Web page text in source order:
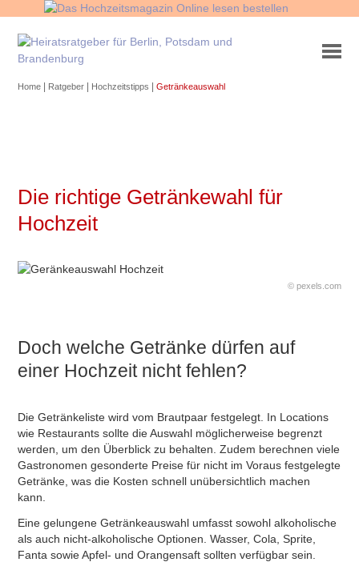
Home Ratgeber Hochzeitstipps |Getränkeauswahl
Die richtige Getränkewahl für
Hochzeit
© pexels.com
Doch welche Getränke dürfen auf
einer Hochzeit nicht fehlen?
Die Getränkeliste wird vom Brautpaar festgelegt. In Locations
wie Restaurants sollte die Auswahl möglicherweise begrenzt
werden, um den Überblick zu behalten. Zudem berechnen viele
Gastronomen gesonderte Preise für nicht im Voraus festgelegte
Getränke, was die Kosten schnell unübersichtlich machen
kann.
Eine gelungene Getränkeauswahl umfasst sowohl alkoholische
als auch nicht-alkoholische Optionen. Wasser, Cola, Sprite,
Fanta sowie Apfel- und Orangensaft sollten verfügbar sein.